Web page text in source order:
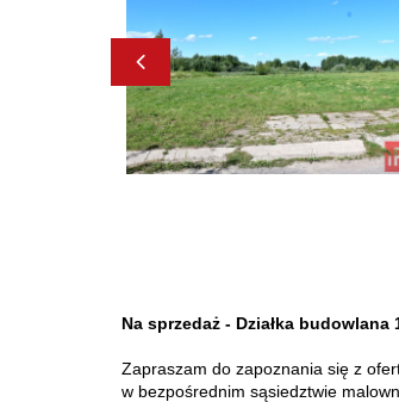
Na sprzedaż - Działka
Zapraszam do zapoznania się z
w bezpośrednim sąsiedztwie